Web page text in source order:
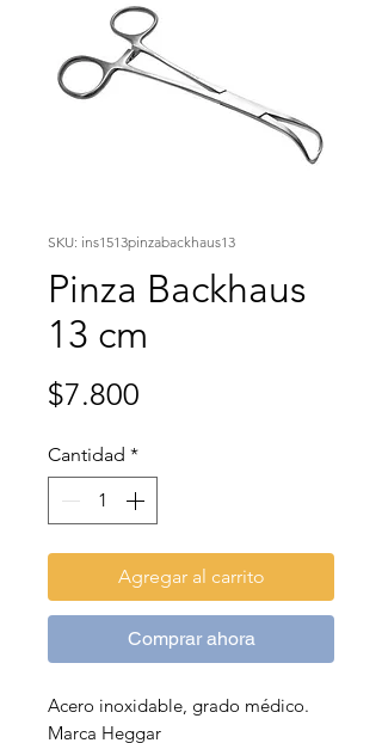
SKU: ins1513pinzabackhaus13
Pinza Backhaus
13 cm
$7.800
Cantidad *
Agregar al carrito
Comprar ahora
Acero inoxidable, grado médico.
Marca Heggar